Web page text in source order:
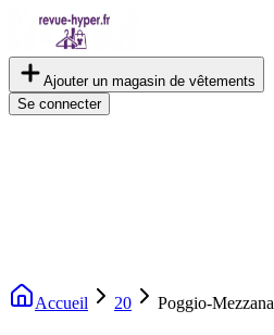
Ajouter un magasin de vêtements
Se connecter
Accueil 20 Poggio-Mezzana